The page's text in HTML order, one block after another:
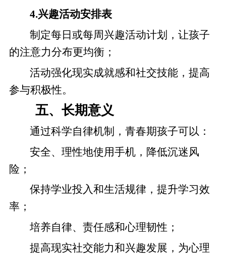
4.兴趣活动安排表
制定每日或每周兴趣活动计划，让孩子
的注意力分布更均衡；
活动强化现实成就感和社交技能，提高
参与积极性。
五、长期意义
通过科学自律机制，青春期孩子可以：
安全、理性地使用手机，降低沉迷风
险；
保持学业投入和生活规律，提升学习效
率；
培养自律、责任感和心理韧性；
提高现实社交能力和兴趣发展，为心理